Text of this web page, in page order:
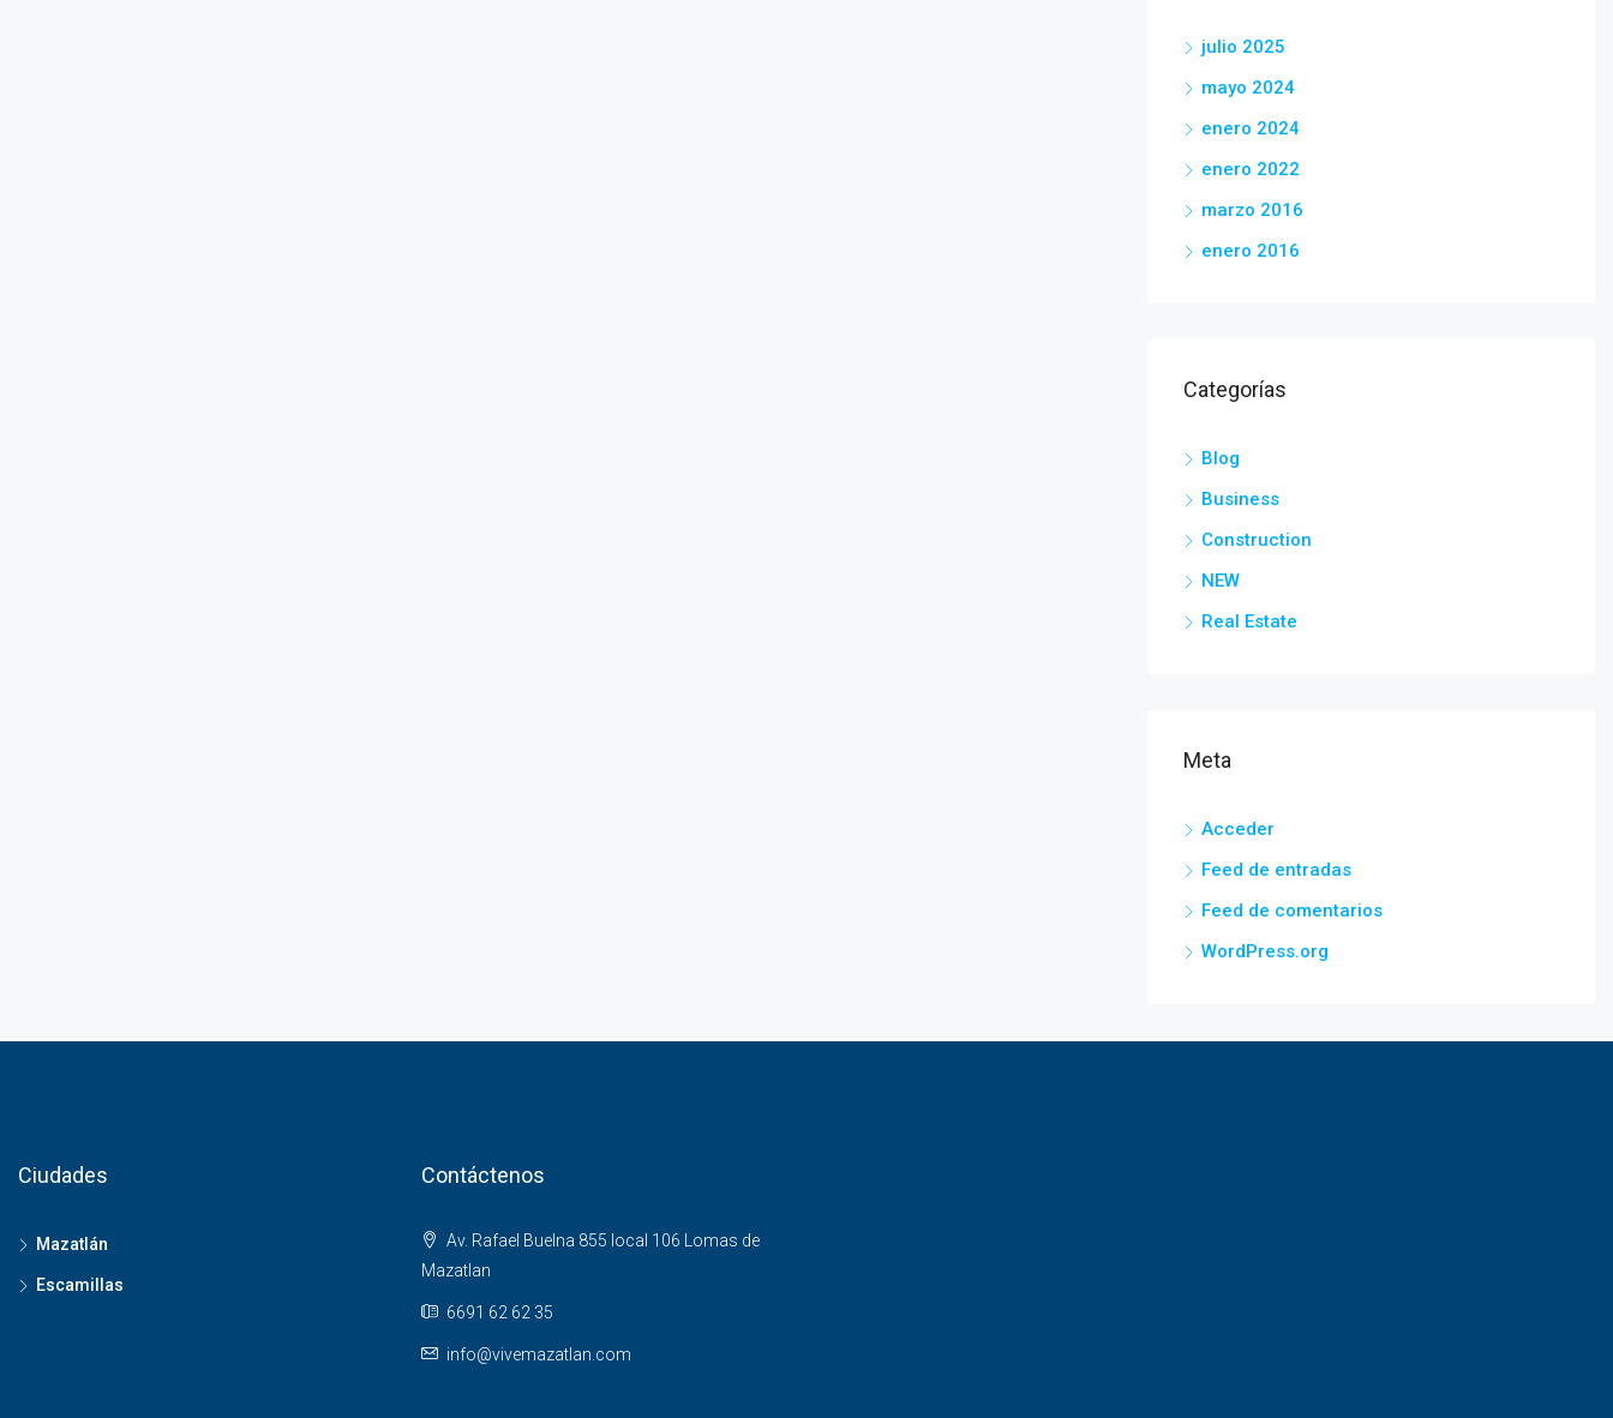
julio 2025
mayo 2024
enero 2024
enero 2022
marzo 2016
enero 2016
Categorías
Blog
Business
Construction
NEW
Real Estate
Meta
Acceder
Feed de entradas
Feed de comentarios
WordPress.org
Ciudades
Mazatlán
Escamillas
Contáctenos
Av. Rafael Buelna 855 local 106 Lomas de
Mazatlan
6691 62 62 35
info@vivemazatlan.com